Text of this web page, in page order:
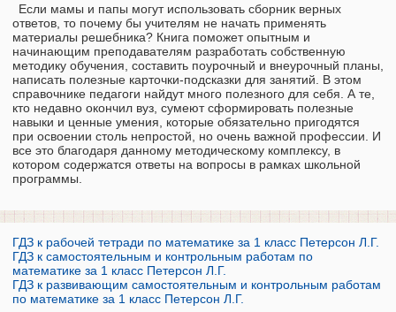
Если мамы и папы могут использовать сборник верных
ответов, то почему бы учителям не начать применять
материалы решебника? Книга поможет опытным и
начинающим преподавателям разработать собственную
методику обучения, составить поурочный и внеурочный планы,
написать полезные карточки-подсказки для занятий. В этом
справочнике педагоги найдут много полезного для себя. А те,
кто недавно окончил вуз, сумеют сформировать полезные
навыки и ценные умения, которые обязательно пригодятся
при освоении столь непростой, но очень важной профессии. И
все это благодаря данному методическому комплексу, в
котором содержатся ответы на вопросы в рамках школьной
программы.
ГДЗ к рабочей тетради по математике за 1 класс Петерсон Л.Г.
ГДЗ к самостоятельным и контрольным работам по
математике за 1 класс Петерсон Л.Г.
ГДЗ к развивающим самостоятельным и контрольным работам
по математике за 1 класс Петерсон Л.Г.